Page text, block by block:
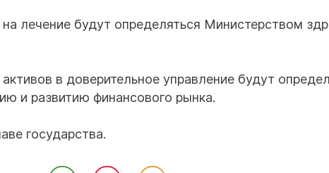
лечение будут определяться Министерством
в доверительное управление будут
и развитию финансового рынка.
государства.